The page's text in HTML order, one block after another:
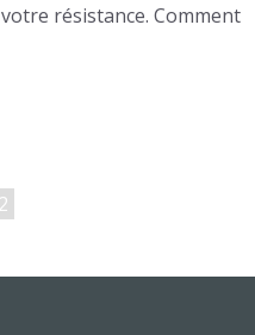
résistance. Comment
2